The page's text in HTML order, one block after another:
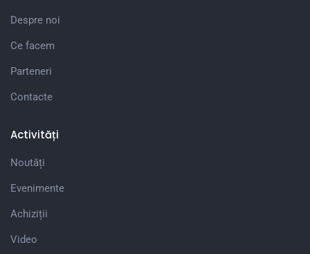
Despre noi
Ce facem
Parteneri
Contacte
Activități
Noutăți
Evenimente
Achiziții
Video